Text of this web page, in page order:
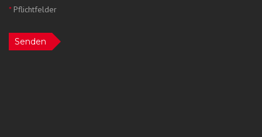
*Pflichtfelder
Senden